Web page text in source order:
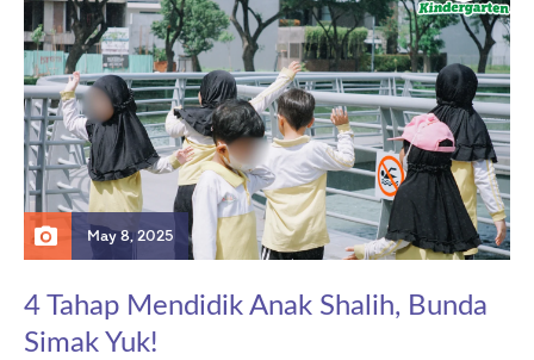
May 8, 2025
4 Tahap Mendidik Anak Shalih, Bunda
Simak Yuk!